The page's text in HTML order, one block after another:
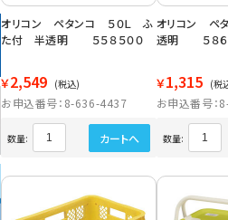
オリコン ペタンコ ５０Ｌ ふ
た付 半透明 ５５８５００
￥2,549 (税込)
お申込番号：8-636-4437
数量: カートへ
オリコン ペ
透明 ５８６
￥1,315 (税
お申込番号
数量: